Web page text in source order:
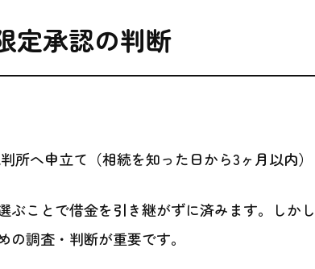
定承認の判断
へ申立て（相続を知った日から3ヶ月以内）
ことで借金を引き継がずに済みます。しかし
調査・判断が重要です。